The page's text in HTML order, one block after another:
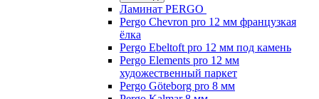
Ламинат PERGO
Pergo Chevron pro 12 мм французкая
ёлка
Pergo Ebeltoft pro 12 мм под камень
Pergo Elements pro 12 мм
художественный паркет
Pergo Göteborg pro 8 мм